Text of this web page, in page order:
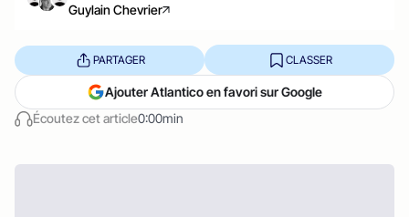
Guylain Chevrier
Écoutez cet article0:00min
PARTAGER CLASSER
Ajouter Atlantico en favori sur Google